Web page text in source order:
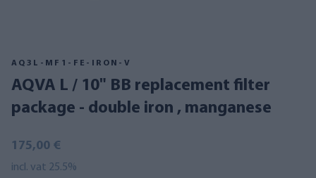
AQ3L-MF1-FE-IRON-V
AQVA L / 10" BB replacement filter
package - double iron , manganese
175,00 €
incl. vat 25.5%